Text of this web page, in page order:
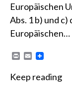
Europäischen
Abs. 1 b) und
Europäischen…
n
E
i
Keep reading